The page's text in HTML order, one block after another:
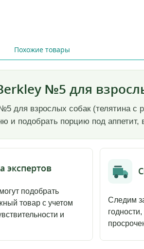
Похожие товары
№5 для
для взрослых собак (телятина
и подобрать порцию под аппетит,
экспертов
подобрать
товар с учетом
и
Следим